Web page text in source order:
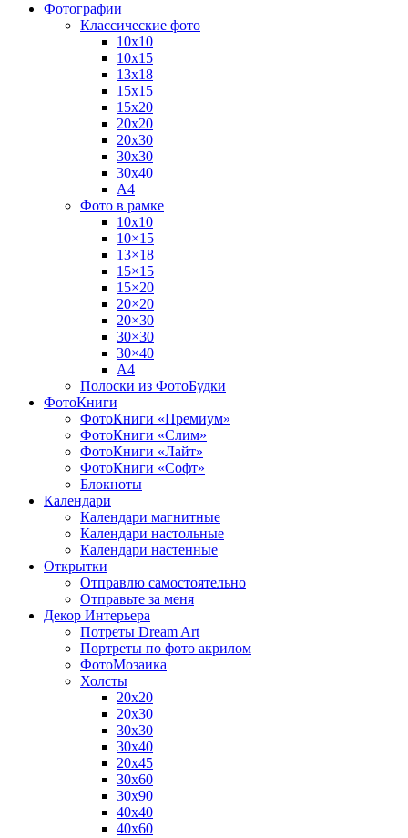
Фотографии
Классические фото
10х10
10х15
13х18
15х15
15х20
20х20
20х30
30х30
30х40
А4
Фото в рамке
10х10
10×15
13×18
15×15
15×20
20×20
20×30
30×30
30×40
A4
Полоски из ФотоБудки
ФотоКниги
ФотоКниги «Премиум»
ФотоКниги «Слим»
ФотоКниги «Лайт»
ФотоКниги «Софт»
Блокноты
Календари
Календари магнитные
Календари настольные
Календари настенные
Открытки
Отправлю самостоятельно
Отправьте за меня
Декор Интерьера
Потреты Dream Art
Портреты по фото акрилом
ФотоМозаика
Холсты
20х20
20х30
30х30
30х40
20х45
30х60
30х90
40х40
40х60